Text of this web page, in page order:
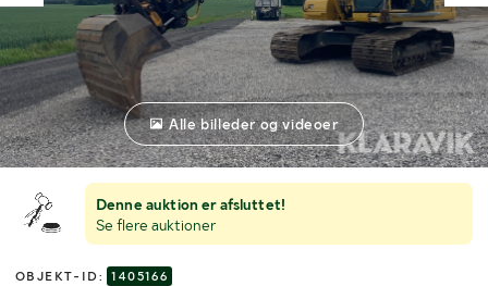
Denne auktion er afsluttet!
Se flere auktioner
OBJEKT-ID: 1405166
Alle billeder og videoer